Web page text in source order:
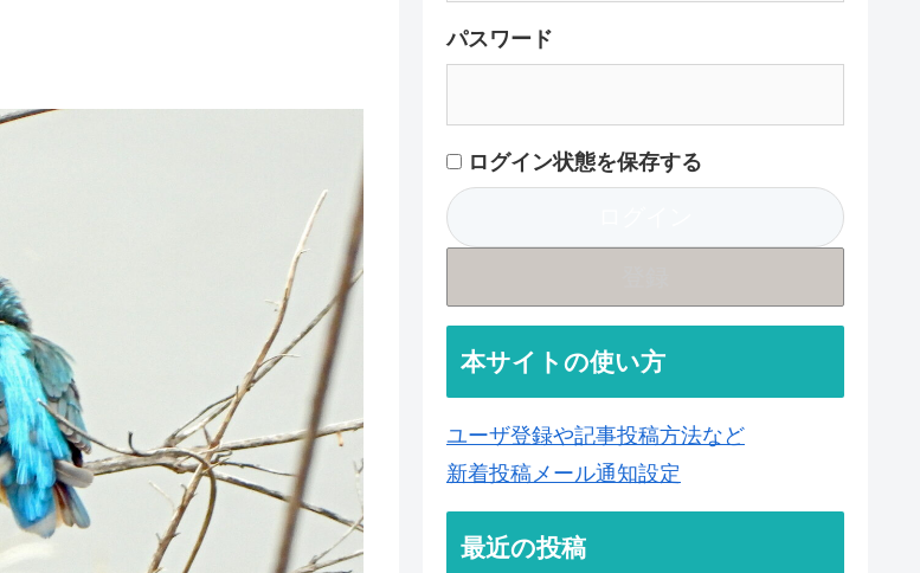
パスワード
ログイン状態を保存する
本サイトの使い方
ユーザ登録や記事投稿方法など
新着投稿メール通知設定
最近の投稿